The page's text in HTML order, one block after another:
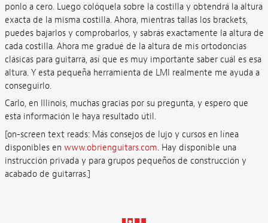
ponlo a cero. Luego colóquela sobre la costilla y obtendrá la altura
exacta de la misma costilla. Ahora, mientras tallas los brackets,
puedes bajarlos y comprobarlos, y sabrás exactamente la altura de
cada costilla. Ahora me gradué de la altura de mis ortodoncias
clásicas para guitarra, así que es muy importante saber cuál es esa
altura. Y esta pequeña herramienta de LMI realmente me ayuda a
conseguirlo.
Carlo, en Illinois, muchas gracias por su pregunta, y espero que
esta información le haya resultado útil.
[on-screen text reads: Más consejos de lujo y cursos en línea
disponibles en www.obrienguitars.com. Hay disponible una
instrucción privada y para grupos pequeños de construcción y
acabado de guitarras.]